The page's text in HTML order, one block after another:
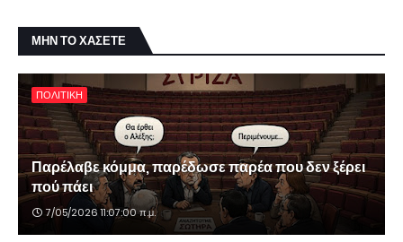
ΜΗΝ ΤΟ ΧΑΣΕΤΕ
ΠΟΛΙΤΙΚΗ
Παρέλαβε κόμμα, παρέδωσε παρέα που δεν ξέρει
πού πάει
7/05/2026 11:07:00 π.μ.